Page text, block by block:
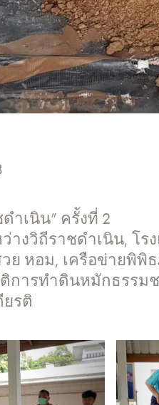
ำเนิน” ครั้งที่ 2
งวิถีราชดำเนิน, โร
วย หอม, เครือข่ายพิพิ
การทำดินหมักธรรม
ยรติ